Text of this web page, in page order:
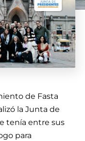
de Fasta
la Junta de
tenía entre sus
para